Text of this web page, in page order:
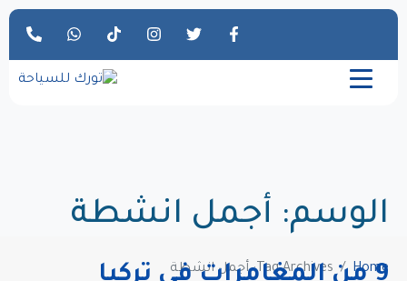
الوسم: أجمل انشطة
Home Tag Archives: أجمل انشطة